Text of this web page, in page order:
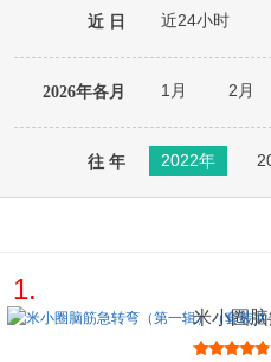
近 日 近24小时
2026年各月 1月 2月
往 年 2022年
1.
米小圈
册）